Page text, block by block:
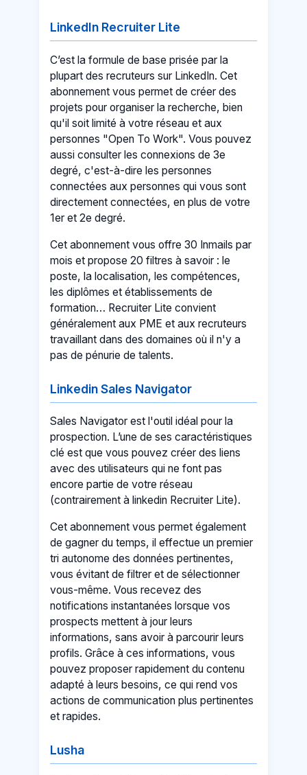
LinkedIn Recruiter Lite
C’est la formule de base prisée par la
plupart des recruteurs sur LinkedIn. Cet
abonnement vous permet de créer des
projets pour organiser la recherche, bien
qu'il soit limité à votre réseau et aux
personnes "Open To Work". Vous pouvez
aussi consulter les connexions de 3e
degré, c'est-à-dire les personnes
connectées aux personnes qui vous sont
directement connectées, en plus de votre
1er et 2e degré.
Cet abonnement vous offre 30 Inmails par
mois et propose 20 filtres à savoir : le
poste, la localisation, les compétences,
les diplômes et établissements de
formation… Recruiter Lite convient
généralement aux PME et aux recruteurs
travaillant dans des domaines où il n'y a
pas de pénurie de talents.
Linkedin Sales Navigator
Sales Navigator est l'outil idéal pour la
prospection. L’une de ses caractéristiques
clé est que vous pouvez créer des liens
avec des utilisateurs qui ne font pas
encore partie de votre réseau
(contrairement à linkedin Recruiter Lite).
Cet abonnement vous permet également
de gagner du temps, il effectue un premier
tri autonome des données pertinentes,
vous évitant de filtrer et de sélectionner
vous-même. Vous recevez des
notifications instantanées lorsque vos
prospects mettent à jour leurs
informations, sans avoir à parcourir leurs
profils. Grâce à ces informations, vous
pouvez proposer rapidement du contenu
adapté à leurs besoins, ce qui rend vos
actions de communication plus pertinentes
et rapides.
Lusha